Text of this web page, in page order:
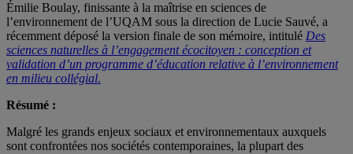
Émilie Boulay, finissante à la maîtrise en sciences de
l’environnement de l’UQAM sous la direction de Lucie Sauvé, a
récemment déposé la version finale de son mémoire, intitulé Des
sciences naturelles à l’engagement écocitoyen : conception et
validation d’un programme d’éducation relative à l’environnement
en milieu collégial.
Résumé :
Malgré les grands enjeux sociaux et environnementaux auxquels
sont confrontées nos sociétés contemporaines, la plupart des